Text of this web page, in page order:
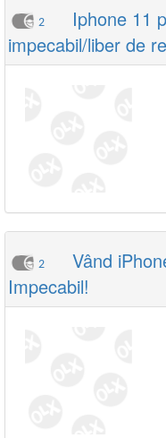
2
Iphone 11
impecabil/liber de
2
Vând
Impecabil!